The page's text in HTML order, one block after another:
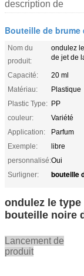
description de
Bouteille de brume
Nom du
produit:
ondulez
de jet de
Capacité:
20 ml
Matériau:
Plastique
Plastic Type: PP
couleur:
Variété
Application:
Parfum
Exemple:
libre
personnalisé:Oui
Surligner:
bouteille
ondulez le
bouteille noire
Lancement de
produit